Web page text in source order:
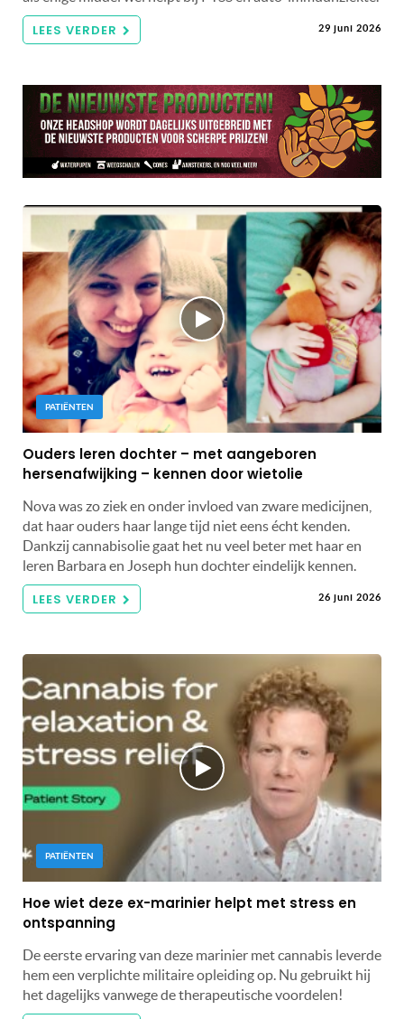
LEES VERDER 29 juni 2026
PATIËNTEN
Ouders leren dochter – met aangeboren
hersenafwijking – kennen door wietolie
Nova was zo ziek en onder invloed van zware medicijnen,
dat haar ouders haar lange tijd niet eens écht kenden.
Dankzij cannabisolie gaat het nu veel beter met haar en
leren Barbara en Joseph hun dochter eindelijk kennen.
LEES VERDER 26 juni 2026
PATIËNTEN
Hoe wiet deze ex-marinier helpt met stress en
ontspanning
De eerste ervaring van deze marinier met cannabis leverde
hem een ​​verplichte militaire opleiding op. Nu gebruikt hij
het dagelijks vanwege de therapeutische voordelen!